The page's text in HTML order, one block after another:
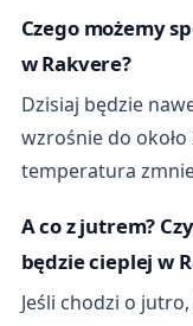
Czego możemy
w Rakvere?
Dzisiaj będzie
wzrośnie do
temperatura
A co z jutrem?
będzie cieplej w
Jeśli chodzi o